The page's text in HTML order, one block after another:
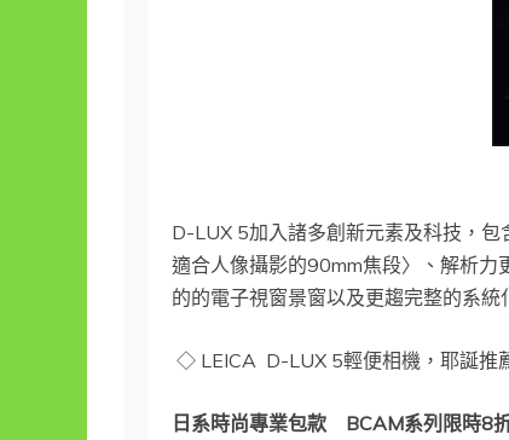
D-LUX 5加入諸多創新元素及科技，
適合人像攝影的90mm焦段〉、解析力
的的電子視窗景窗以及更趨完整的系
◇ LEICA D-LUX 5輕便相機，耶誕推
日系時尚專業包款 BCAM系列限時8